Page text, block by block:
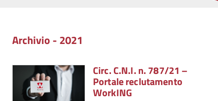
Archivio - 2021
Circ. C.N.I. n. 787/21 –
Portale reclutamento
WorkING